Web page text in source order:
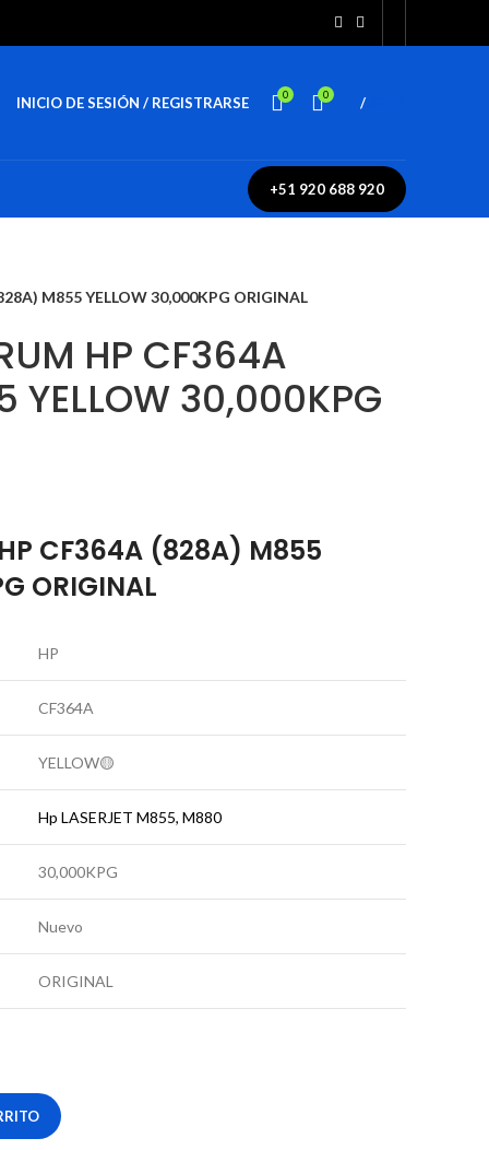
INICIO DE SESIÓN / REGISTRARSE 0 0 /
+51 920 688 920
M855 YELLOW 30,000KPG ORIGINAL
HP CF364A
30,000KPG
CF364A (828A) M855
ORIGINAL
HP
CF364A
YELLOW🟡
Hp LASERJET M855, M880
30,000KPG
Nuevo
ORIGINAL